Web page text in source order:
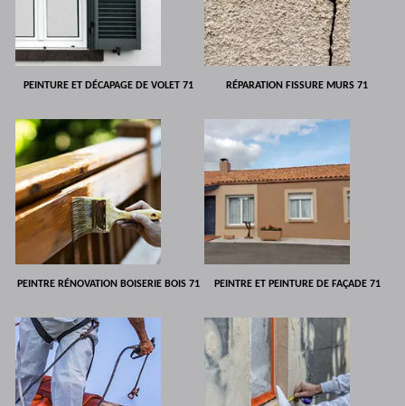
PEINTURE ET DÉCAPAGE DE VOLET 71 RÉPARATION FISSURE MURS 71
PEINTRE RÉNOVATION BOISERIE BOIS 71 PEINTRE ET PEINTURE DE FAÇADE 71